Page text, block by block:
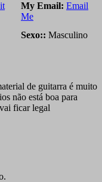
My Email: Email
Me
Sexo:: Masculino
de guitarra é muito
não está boa para
ficar legal